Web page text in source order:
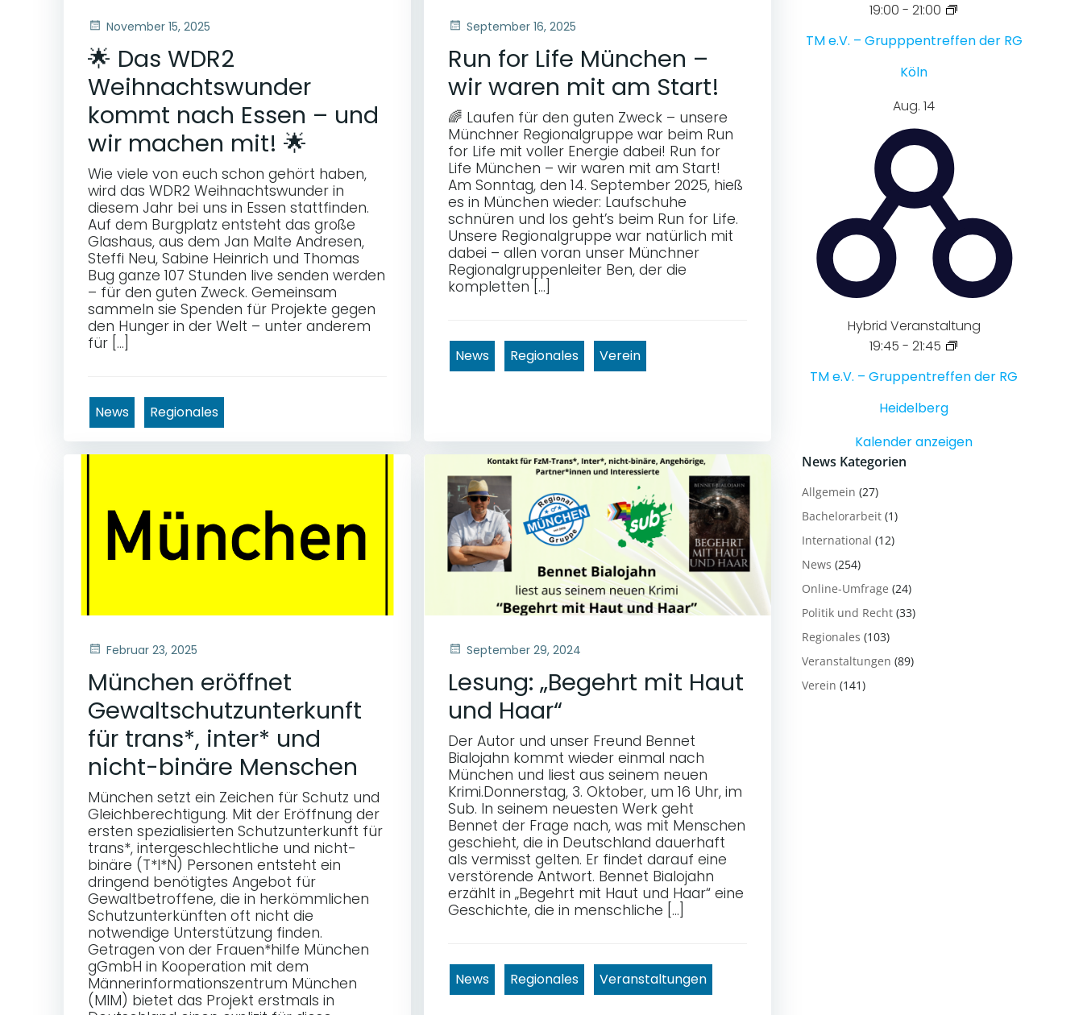
November 15, 2025
🌟 Das WDR2
Weihnachtswunder
kommt nach Essen – und
wir machen mit! 🌟
Wie viele von euch schon gehört haben,
wird das WDR2 Weihnachtswunder in
diesem Jahr bei uns in Essen stattfinden.
Auf dem Burgplatz entsteht das große
Glashaus, aus dem Jan Malte Andresen,
Steffi Neu, Sabine Heinrich und Thomas
Bug ganze 107 Stunden live senden werden
– für den guten Zweck. Gemeinsam
sammeln sie Spenden für Projekte gegen
den Hunger in der Welt – unter anderem
für […]
News Regionales
September 16, 2025
Run for Life München –
wir waren mit am Start!
🌈 Laufen für den guten Zweck – unsere
Münchner Regionalgruppe war beim Run
for Life mit voller Energie dabei! Run for
Life München – wir waren mit am Start!
Am Sonntag, den 14. September 2025, hieß
es in München wieder: Laufschuhe
schnüren und los geht’s beim Run for Life.
Unsere Regionalgruppe war natürlich mit
dabei – allen voran unser Münchner
Regionalgruppenleiter Ben, der die
kompletten […]
News Regionales Verein
Februar 23, 2025
München eröffnet
Gewaltschutzunterkunft
für trans*, inter* und
nicht-binäre Menschen
München setzt ein Zeichen für Schutz und
Gleichberechtigung. Mit der Eröffnung der
ersten spezialisierten Schutzunterkunft für
trans*, intergeschlechtliche und nicht-
binäre (T*I*N) Personen entsteht ein
dringend benötigtes Angebot für
Gewaltbetroffene, die in herkömmlichen
Schutzunterkünften oft nicht die
notwendige Unterstützung finden.
Getragen von der Frauen*hilfe München
gGmbH in Kooperation mit dem
Männerinformationszentrum München
(MIM) bietet das Projekt erstmals in
September 29, 2024
Lesung: „Begehrt mit Haut
und Haar“
Der Autor und unser Freund Bennet
Bialojahn kommt wieder einmal nach
München und liest aus seinem neuen
Krimi.Donnerstag, 3. Oktober, um 16 Uhr, im
Sub. In seinem neuesten Werk geht
Bennet der Frage nach, was mit Menschen
geschieht, die in Deutschland dauerhaft
als vermisst gelten. Er findet darauf eine
verstörende Antwort. Bennet Bialojahn
erzählt in „Begehrt mit Haut und Haar“ eine
Geschichte, die in menschliche […]
News Regionales Veranstaltungen
19:00 - 21:00
TM e.V. – Grupppentreffen der RG
Köln
Aug. 14
Hybrid Veranstaltung
19:45 - 21:45
TM e.V. – Gruppentreffen der RG
Heidelberg
Kalender anzeigen
News Kategorien
Allgemein (27)
Bachelorarbeit (1)
International (12)
News (254)
Online-Umfrage (24)
Politik und Recht (33)
Regionales (103)
Veranstaltungen (89)
Verein (141)